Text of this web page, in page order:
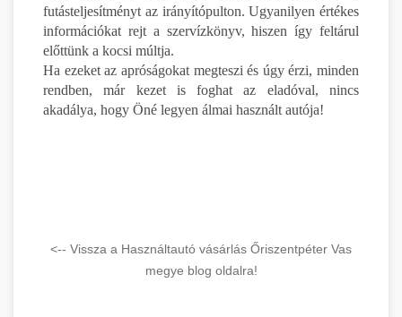
futásteljesítményt az irányítópulton. Ugyanilyen értékes
információkat rejt a szervízkönyv, hiszen így feltárul
előttünk a kocsi múltja.
Ha ezeket az apróságokat megteszi és úgy érzi, minden
rendben, már kezet is foghat az eladóval, nincs
akadálya, hogy Öné legyen álmai használt autója!
<-- Vissza a Használtautó vásárlás Őriszentpéter Vas
megye blog oldalra!